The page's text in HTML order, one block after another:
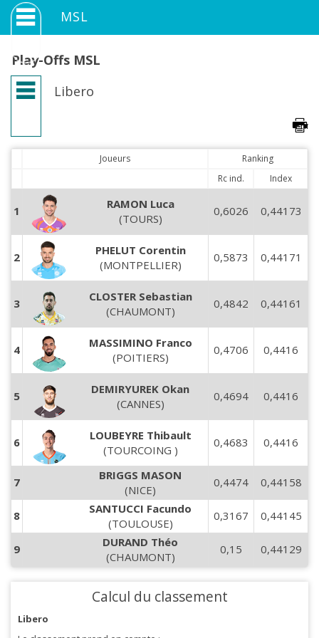
MSL
Play-Offs MSL
Libero
Joueurs
Ranking
Rc ind.
Index
1
RAMON Luca
(TOURS)
0,6026 0,44173
2
PHELUT Corentin
(MONTPELLIER)
0,5873 0,44171
3
CLOSTER Sebastian
(CHAUMONT)
0,4842 0,44161
4
MASSIMINO Franco
(POITIERS)
0,4706 0,4416
5
DEMIRYUREK Okan
(CANNES)
0,4694 0,4416
6
LOUBEYRE Thibault
(TOURCOING )
0,4683 0,4416
7
BRIGGS MASON
(NICE)
0,4474 0,44158
8
SANTUCCI Facundo
(TOULOUSE)
0,3167 0,44145
9
DURAND Théo
(CHAUMONT)
0,15 0,44129
Calcul du classement
Libero